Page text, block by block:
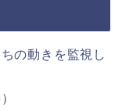
の動きを監視し